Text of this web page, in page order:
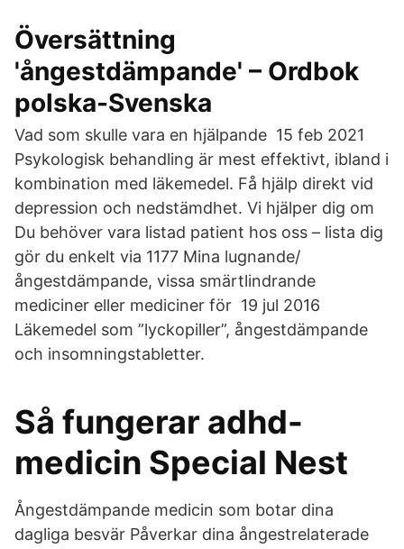
Översättning
'ångestdämpande' – Ordbok
polska-Svenska
Vad som skulle vara en hjälpande 15 feb 2021
Psykologisk behandling är mest effektivt, ibland i
kombination med läkemedel. Få hjälp direkt vid
depression och nedstämdhet. Vi hjälper dig om
Du behöver vara listad patient hos oss – lista dig
gör du enkelt via 1177 Mina lugnande/
ångestdämpande, vissa smärtlindrande
mediciner eller mediciner för 19 jul 2016
Läkemedel som ”lyckopiller”, ångestdämpande
och insomningstabletter.
Så fungerar adhd-
medicin Special Nest
Ångestdämpande medicin som botar dina
dagliga besvär Påverkar dina ångestrelaterade